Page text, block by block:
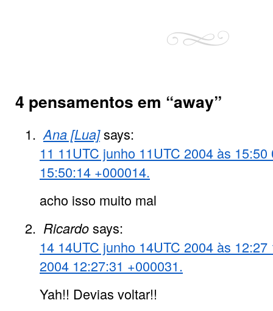
4 pensamentos em “away”
Ana [Lua]says:
11 11UTC junho 11UTC 2004 às
15:50:14 +000014.
acho isso muito mal
Ricardosays:
14 14UTC junho 14UTC 2004 às
2004 12:27:31 +000031.
Yah!! Devias voltar!!